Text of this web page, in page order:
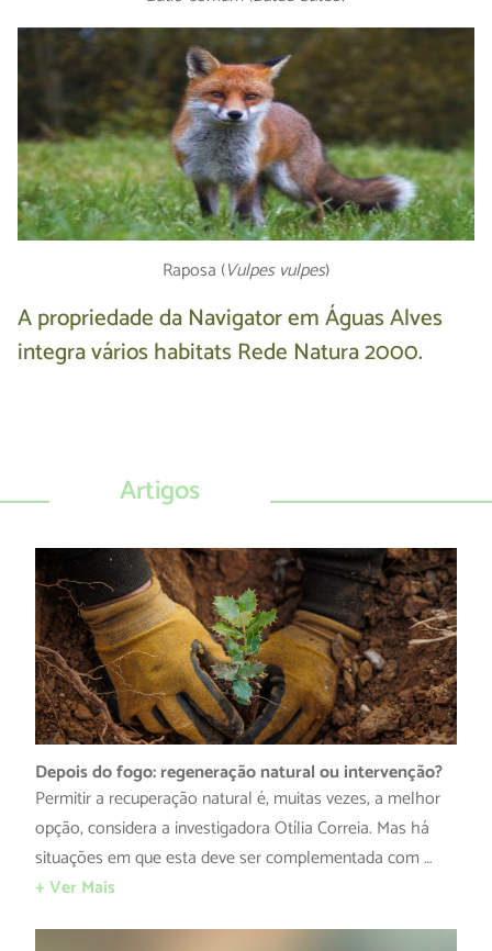
Raposa (Vulpes vulpes)
A propriedade da Navigator em Águas Alves
integra vários habitats Rede Natura 2000.
Artigos
Depois do fogo: regeneração natural ou intervenção?
Permitir a recuperação natural é, muitas vezes, a melhor
opção, considera a investigadora Otília Correia. Mas há
situações em que esta deve ser complementada com …
+ Ver Mais